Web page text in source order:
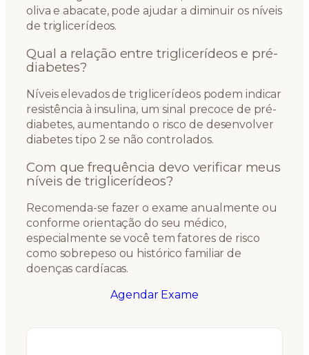
oliva e abacate, pode ajudar a diminuir os níveis
de triglicerídeos.
Qual a relação entre triglicerídeos e pré-
diabetes?
Níveis elevados de triglicerídeos podem indicar
resistência à insulina, um sinal precoce de pré-
diabetes, aumentando o risco de desenvolver
diabetes tipo 2 se não controlados.
Com que frequência devo verificar meus
níveis de triglicerídeos?
Recomenda-se fazer o exame anualmente ou
conforme orientação do seu médico,
especialmente se você tem fatores de risco
como sobrepeso ou histórico familiar de
doenças cardíacas.
Agendar Exame